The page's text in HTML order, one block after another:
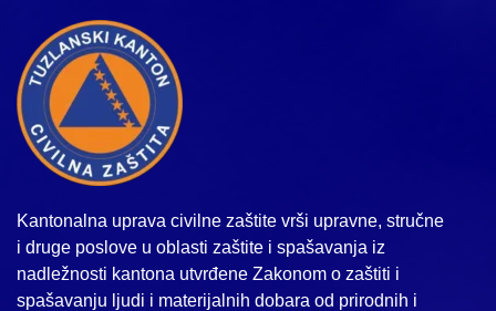
Kantonalna uprava civilne zaštite vrši upravne, stručne
i druge poslove u oblasti zaštite i spašavanja iz
nadležnosti kantona utvrđene Zakonom o zaštiti i
spašavanju ljudi i materijalnih dobara od prirodnih i